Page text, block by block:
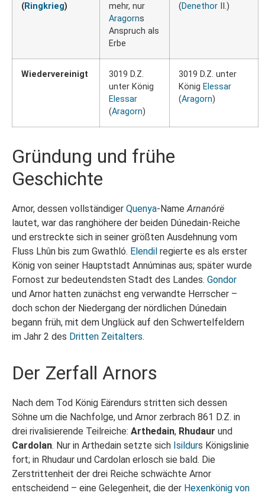
(Ringkrieg)
mehr, nur
Aragorns
Anspruch als
Erbe
(Denethor II.)
Wiedervereinigt
3019 D.Z.
unter König
Elessar
(Aragorn)
3019 D.Z. unter
König Elessar
(Aragorn)
Gründung und frühe
Geschichte
Arnor, dessen vollständiger Quenya-NameArnanórë
lautet, war das ranghöhere der beiden Dúnedain-Reiche
und erstreckte sich in seiner größten Ausdehnung vom
Fluss Lhûn bis zum Gwathló. Elendil regierte es als erster
König von seiner Hauptstadt Annúminas aus; später wurde
Fornost zur bedeutendsten Stadt des Landes. Gondor
und Arnor hatten zunächst eng verwandte Herrscher –
doch schon der Niedergang der nördlichen Dúnedain
begann früh, mit dem Unglück auf den Schwertelfeldern
im Jahr 2 des Dritten Zeitalters.
Der Zerfall Arnors
Nach dem Tod König Eärendurs stritten sich dessen
Söhne um die Nachfolge, und Arnor zerbrach 861 D.Z. in
drei rivalisierende Teilreiche: Arthedain, Rhudaur und
Cardolan. Nur in Arthedain setzte sich Isildurs Königslinie
fort; in Rhudaur und Cardolan erlosch sie bald. Die
Zerstrittenheit der drei Reiche schwächte Arnor
entscheidend – eine Gelegenheit, die der Hexenkönig von